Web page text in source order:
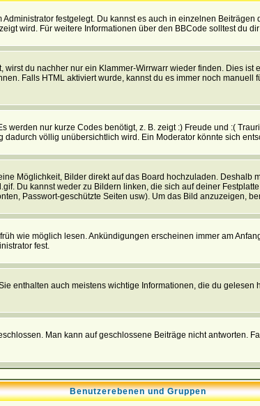
festgelegt. Du kannst es auch in einzelnen
wird. Für weitere Informationen über den BBCode solltest du
du nachher nur ein Klammer-Wirrwarr wieder finden. Dies ist
Falls HTML aktiviert wurde, kannst du es immer noch
nur kurze Codes benötigt, z. B. zeigt :) Freude und :(
völlig unübersichtlich wird. Ein Moderator könnte sich
Möglichkeit, Bilder direkt auf das Board hochzuladen.
Du kannst weder zu Bildern linken, die sich auf deiner
Passwort-geschützte Seiten usw). Um das Bild anzuzeigen,
wie möglich lesen. Ankündigungen erscheinen immer am
fest.
enthalten auch meistens wichtige Informationen, die du
Man kann auf geschlossene Beiträge nicht antworten.
Benutzerebenen und Gruppen